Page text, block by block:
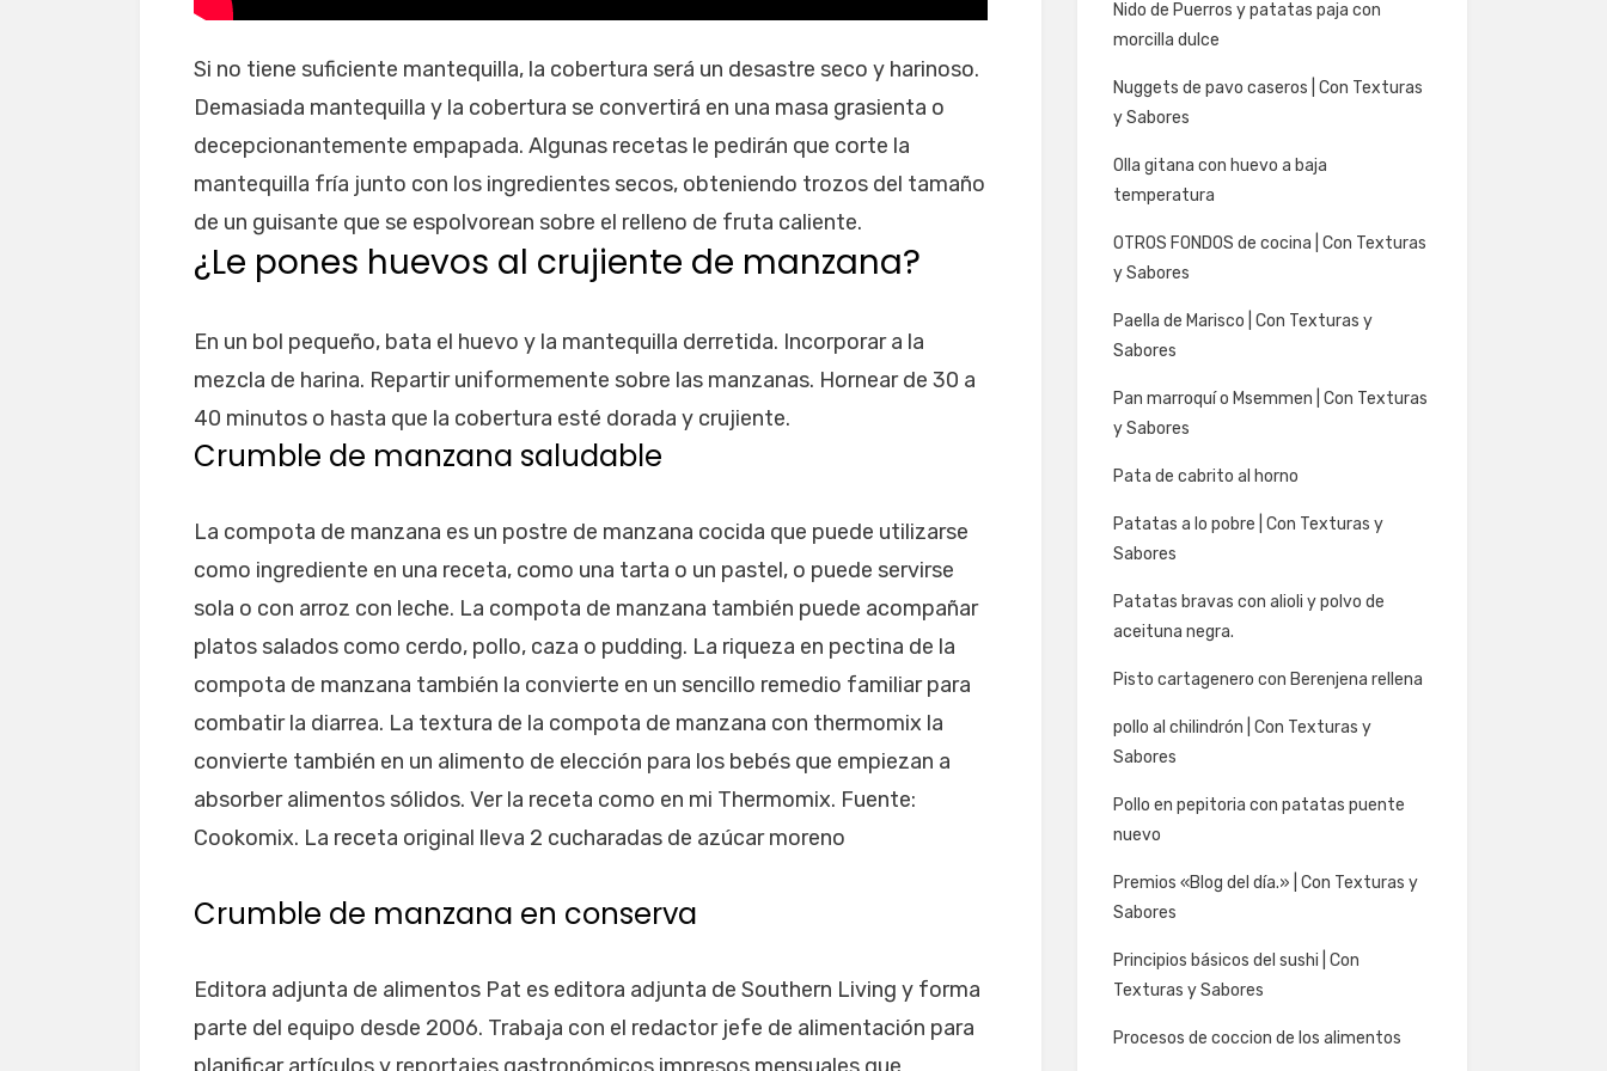
Si no tiene suficiente mantequilla, la cobertura será un desastre seco y harinoso.
Demasiada mantequilla y la cobertura se convertirá en una masa grasienta o
decepcionantemente empapada. Algunas recetas le pedirán que corte la
mantequilla fría junto con los ingredientes secos, obteniendo trozos del tamaño
de un guisante que se espolvorean sobre el relleno de fruta caliente.
¿Le pones huevos al crujiente de manzana?
En un bol pequeño, bata el huevo y la mantequilla derretida. Incorporar a la
mezcla de harina. Repartir uniformemente sobre las manzanas. Hornear de 30 a
40 minutos o hasta que la cobertura esté dorada y crujiente.
Crumble de manzana saludable
La compota de manzana es un postre de manzana cocida que puede utilizarse
como ingrediente en una receta, como una tarta o un pastel, o puede servirse
sola o con arroz con leche. La compota de manzana también puede acompañar
platos salados como cerdo, pollo, caza o pudding. La riqueza en pectina de la
compota de manzana también la convierte en un sencillo remedio familiar para
combatir la diarrea. La textura de la compota de manzana con thermomix la
convierte también en un alimento de elección para los bebés que empiezan a
absorber alimentos sólidos. Ver la receta como en mi Thermomix. Fuente:
Cookomix. La receta original lleva 2 cucharadas de azúcar moreno
Crumble de manzana en conserva
Editora adjunta de alimentos Pat es editora adjunta de Southern Living y forma
parte del equipo desde 2006. Trabaja con el redactor jefe de alimentación para
Nido de Puerros y patatas paja con
morcilla dulce
Nuggets de pavo caseros | Con Texturas
y Sabores
Olla gitana con huevo a baja
temperatura
OTROS FONDOS de cocina | Con Texturas
y Sabores
Paella de Marisco | Con Texturas y
Sabores
Pan marroquí o Msemmen | Con Texturas
y Sabores
Pata de cabrito al horno
Patatas a lo pobre | Con Texturas y
Sabores
Patatas bravas con alioli y polvo de
aceituna negra.
Pisto cartagenero con Berenjena rellena
pollo al chilindrón | Con Texturas y
Sabores
Pollo en pepitoria con patatas puente
nuevo
Premios «Blog del día.» | Con Texturas y
Sabores
Principios básicos del sushi | Con
Texturas y Sabores
Procesos de coccion de los alimentos